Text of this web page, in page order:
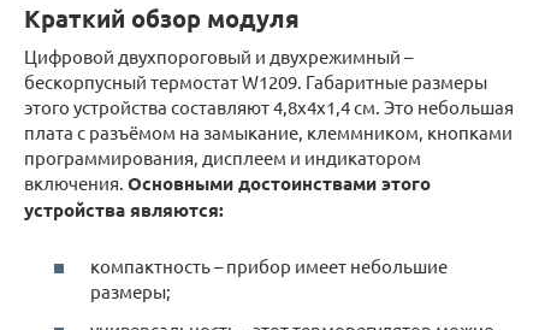
Краткий обзор модуля
Цифровой двухпороговый и двухрежимный –
бескорпусный термостат W1209. Габаритные размеры
этого устройства составляют 4,8х4х1,4 см. Это небольшая
плата с разъёмом на замыкание, клеммником, кнопками
программирования, дисплеем и индикатором
включения. Основными достоинствами этого
устройства являются:
компактность – прибор имеет небольшие
размеры;